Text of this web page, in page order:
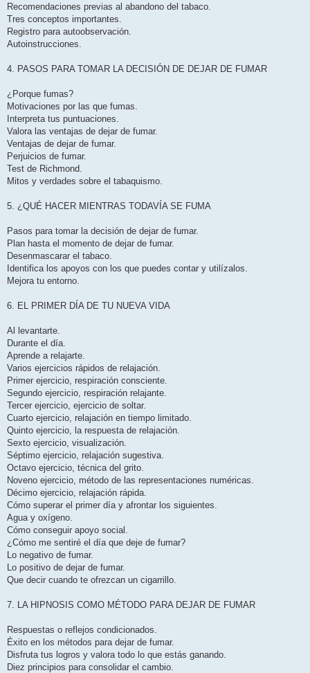
Recomendaciones previas al abandono del tabaco.
Tres conceptos importantes.
Registro para autoobservación.
Autoinstrucciones.
4. PASOS PARA TOMAR LA DECISIÓN DE DEJAR DE FUMAR
¿Porque fumas?
Motivaciones por las que fumas.
Interpreta tus puntuaciones.
Valora las ventajas de dejar de fumar.
Ventajas de dejar de fumar.
Perjuicios de fumar.
Test de Richmond.
Mitos y verdades sobre el tabaquismo.
5. ¿QUÉ HACER MIENTRAS TODAVÍA SE FUMA
Pasos para tomar la decisión de dejar de fumar.
Plan hasta el momento de dejar de fumar.
Desenmascarar el tabaco.
Identifica los apoyos con los que puedes contar y utilízalos.
Mejora tu entorno.
6. EL PRIMER DÍA DE TU NUEVA VIDA
Al levantarte.
Durante el día.
Aprende a relajarte.
Varios ejercicios rápidos de relajación.
Primer ejercicio, respiración consciente.
Segundo ejercicio, respiración relajante.
Tercer ejercicio, ejercicio de soltar.
Cuarto ejercicio, relajación en tiempo limitado.
Quinto ejercicio, la respuesta de relajación.
Sexto ejercicio, visualización.
Séptimo ejercicio, relajación sugestiva.
Octavo ejercicio, técnica del grito.
Noveno ejercicio, método de las representaciones numéricas.
Décimo ejercicio, relajación rápida.
Cómo superar el primer día y afrontar los siguientes.
Agua y oxígeno.
Cómo conseguir apoyo social.
¿Cómo me sentiré el día que deje de fumar?
Lo negativo de fumar.
Lo positivo de dejar de fumar.
Que decir cuando te ofrezcan un cigarrillo.
7. LA HIPNOSIS COMO MÉTODO PARA DEJAR DE FUMAR
Respuestas o reflejos condicionados.
Éxito en los métodos para dejar de fumar.
Disfruta tus logros y valora todo lo que estás ganando.
Diez principios para consolidar el cambio.